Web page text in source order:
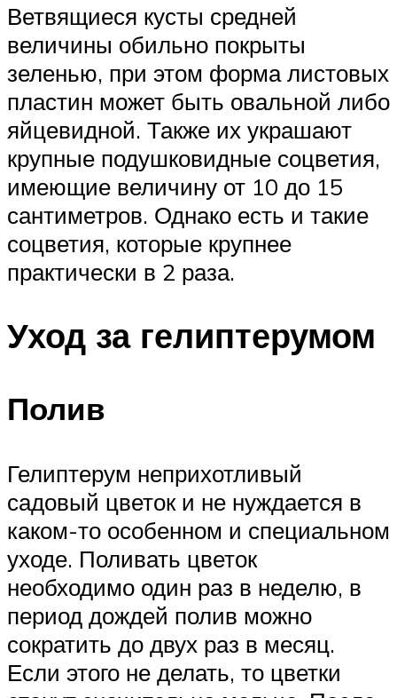
Ветвящиеся кусты средней
величины обильно покрыты
зеленью, при этом форма листовых
пластин может быть овальной либо
яйцевидной. Также их украшают
крупные подушковидные соцветия,
имеющие величину от 10 до 15
сантиметров. Однако есть и такие
соцветия, которые крупнее
практически в 2 раза.
Уход за гелиптерумом
Полив
Гелиптерум неприхотливый
садовый цветок и не нуждается в
каком-то особенном и специальном
уходе. Поливать цветок
необходимо один раз в неделю, в
период дождей полив можно
сократить до двух раз в месяц.
Если этого не делать, то цветки